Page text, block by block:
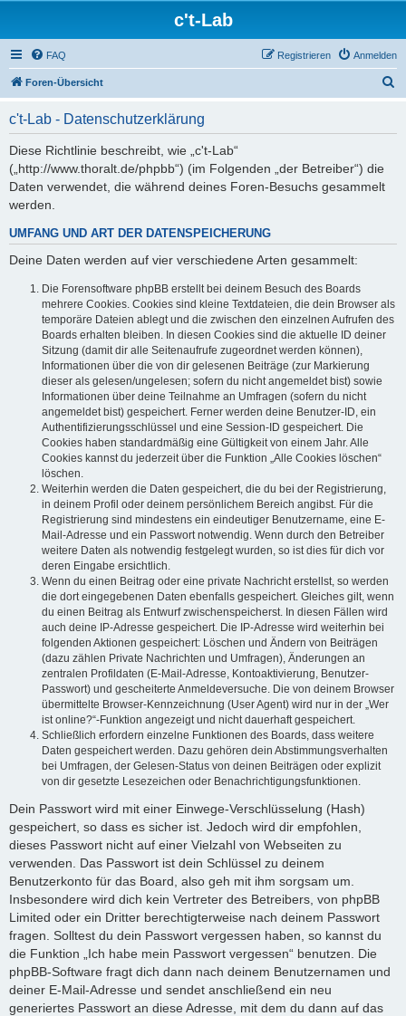
c't-Lab
FAQ Anmelden
Registrieren
Foren-Übersicht
c't-Lab - Datenschutzerklärung
Diese Richtlinie beschreibt, wie „c't-Lab“
(„http://www.thoralt.de/phpbb“) (im Folgenden „der Betreiber“) die
Daten verwendet, die während deines Foren-Besuchs gesammelt
werden.
UMFANG UND ART DER DATENSPEICHERUNG
Deine Daten werden auf vier verschiedene Arten gesammelt:
Die Forensoftware phpBB erstellt bei deinem Besuch des Boards
mehrere Cookies. Cookies sind kleine Textdateien, die dein Browser als
temporäre Dateien ablegt und die zwischen den einzelnen Aufrufen des
Boards erhalten bleiben. In diesen Cookies sind die aktuelle ID deiner
Sitzung (damit dir alle Seitenaufrufe zugeordnet werden können),
Informationen über die von dir gelesenen Beiträge (zur Markierung
dieser als gelesen/ungelesen; sofern du nicht angemeldet bist) sowie
Informationen über deine Teilnahme an Umfragen (sofern du nicht
angemeldet bist) gespeichert. Ferner werden deine Benutzer-ID, ein
Authentifizierungsschlüssel und eine Session-ID gespeichert. Die
Cookies haben standardmäßig eine Gültigkeit von einem Jahr. Alle
Cookies kannst du jederzeit über die Funktion „Alle Cookies löschen“
löschen.
Weiterhin werden die Daten gespeichert, die du bei der Registrierung,
in deinem Profil oder deinem persönlichem Bereich angibst. Für die
Registrierung sind mindestens ein eindeutiger Benutzername, eine E-
Mail-Adresse und ein Passwort notwendig. Wenn durch den Betreiber
weitere Daten als notwendig festgelegt wurden, so ist dies für dich vor
deren Eingabe ersichtlich.
Wenn du einen Beitrag oder eine private Nachricht erstellst, so werden
die dort eingegebenen Daten ebenfalls gespeichert. Gleiches gilt, wenn
du einen Beitrag als Entwurf zwischenspeicherst. In diesen Fällen wird
auch deine IP-Adresse gespeichert. Die IP-Adresse wird weiterhin bei
folgenden Aktionen gespeichert: Löschen und Ändern von Beiträgen
(dazu zählen Private Nachrichten und Umfragen), Änderungen an
zentralen Profildaten (E-Mail-Adresse, Kontoaktivierung, Benutzer-
Passwort) und gescheiterte Anmeldeversuche. Die von deinem Browser
übermittelte Browser-Kennzeichnung (User Agent) wird nur in der „Wer
ist online?“-Funktion angezeigt und nicht dauerhaft gespeichert.
Schließlich erfordern einzelne Funktionen des Boards, dass weitere
Daten gespeichert werden. Dazu gehören dein Abstimmungsverhalten
bei Umfragen, der Gelesen-Status von deinen Beiträgen oder explizit
von dir gesetzte Lesezeichen oder Benachrichtigungsfunktionen.
Dein Passwort wird mit einer Einwege-Verschlüsselung (Hash)
gespeichert, so dass es sicher ist. Jedoch wird dir empfohlen,
dieses Passwort nicht auf einer Vielzahl von Webseiten zu
verwenden. Das Passwort ist dein Schlüssel zu deinem
Benutzerkonto für das Board, also geh mit ihm sorgsam um.
Insbesondere wird dich kein Vertreter des Betreibers, von phpBB
Limited oder ein Dritter berechtigterweise nach deinem Passwort
fragen. Solltest du dein Passwort vergessen haben, so kannst du
die Funktion „Ich habe mein Passwort vergessen“ benutzen. Die
phpBB-Software fragt dich dann nach deinem Benutzernamen und
deiner E-Mail-Adresse und sendet anschließend ein neu
generiertes Passwort an diese Adresse, mit dem du dann auf das